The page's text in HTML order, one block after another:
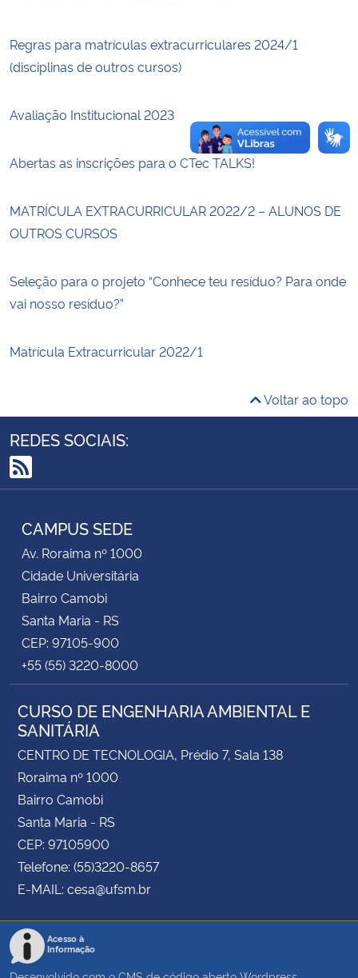
Advocacia-Geral da União
Banco Central do Brasil
Regras para matrículas extracurriculares 2024/1
(disciplinas de outros cursos)
Avaliação Institucional 2023
Abertas as inscrições para o CTec TALKS!
MATRÍCULA EXTRACURRICULAR 2022/2 – ALUNOS DE
OUTROS CURSOS
Seleção para o projeto “Conhece teu resíduo? Para onde
vai nosso resíduo?”
Matrícula Extracurricular 2022/1
Voltar ao topo
REDES SOCIAIS:
RSS
CAMPUS SEDE
Av. Roraima nº 1000
Cidade Universitária
Bairro Camobi
Santa Maria - RS
CEP: 97105-900
+55 (55) 3220-8000
CURSO DE ENGENHARIA AMBIENTAL E
SANITÁRIA
CENTRO DE TECNOLOGIA, Prédio 7, Sala 138
Roraima nº 1000
Bairro Camobi
Santa Maria - RS
CEP: 97105900
Telefone: (55)3220-8657
E-MAIL: cesa@ufsm.br
Acesso à
Informação